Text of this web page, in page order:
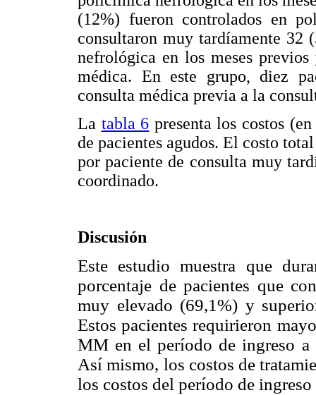
(12%) fueron controlados en
consultaron muy tardíamente 32
nefrológica en los meses
médica. En este grupo, diez
consulta médica previa a la
La tabla 6 presenta los costos
de pacientes agudos. El costo
por paciente de consulta muy
coordinado.
Discusión
Este estudio muestra que
porcentaje de pacientes que
muy elevado (69,1%) y
Estos pacientes requirieron
MM en el período de ingreso a
Así mismo, los costos de
los costos del período de